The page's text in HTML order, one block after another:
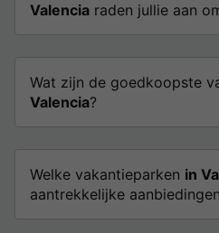
Valencia raden jullie aan
Wat zijn de goedkoopste
Valencia?
Welke vakantieparken in
aantrekkelijke